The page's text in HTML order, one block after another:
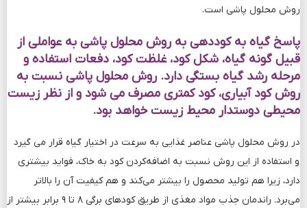
روش محلول پاشی است.
پاسخ گیاه به کوددهی به روش محلول پاشی به عواملی از
قبیل گونه گیاه، شکل کود، غلظت کود، دفعات استفاده و
مرحله رشد گیاه بستگی دارد. روش محلول پاشی نسبت به
روش کود آبیاری، کود کمتری مصرف می شود و از نظر زیست
محیطی دوستدار محیط زیست خواهد بود.
در روش محلول پاشی عناصر غذایی به سرعت در اختیار گیاه قرار می گیرد
و استفاده از این روش نسبت به اضافه‌کردن کود به خاک، فواید بیشتری
دارد، زیرا هم تولید محصول را بیشتر می‌کند و هم کیفیت آن را بالاتر
می‌برد. راندمان جذب مواد مغذی از طریق کودهای برگی ۸ تا ۹ برابر بیشتر از